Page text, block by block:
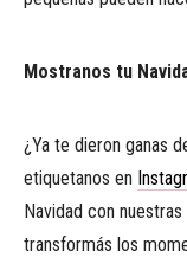
Mostranos tu
¿Ya te dieron ganas
etiquetanos en
Navidad con
transformás los